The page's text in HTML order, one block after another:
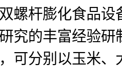
螺杆膨化食品
究的丰富经验
可分别以玉米